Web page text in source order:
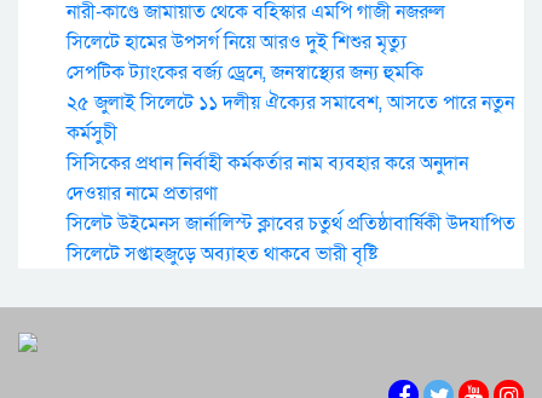
নারী-কাণ্ডে জামায়াত থেকে বহিস্কার এমপি গাজী নজরুল
সিলেটে হামের উপসর্গ নিয়ে আরও দুই শিশুর মৃত্যু
সেপটিক ট্যাংকের বর্জ্য ড্রেনে, জনস্বাস্থ্যের জন্য হুমকি
২৫ জুলাই সিলেটে ১১ দলীয় ঐক্যের সমাবেশ, আসতে পারে নতুন
কর্মসুচী
সিসিকের প্রধান নির্বাহী কর্মকর্তার নাম ব্যবহার করে অনুদান
দেওয়ার নামে প্রতারণা
সিলেট উইমেনস জার্নালিস্ট ক্লাবের চতুর্থ প্রতিষ্ঠাবার্ষিকী উদযাপিত
সিলেটে সপ্তাহজুড়ে অব্যাহত থাকবে ভারী বৃষ্টি